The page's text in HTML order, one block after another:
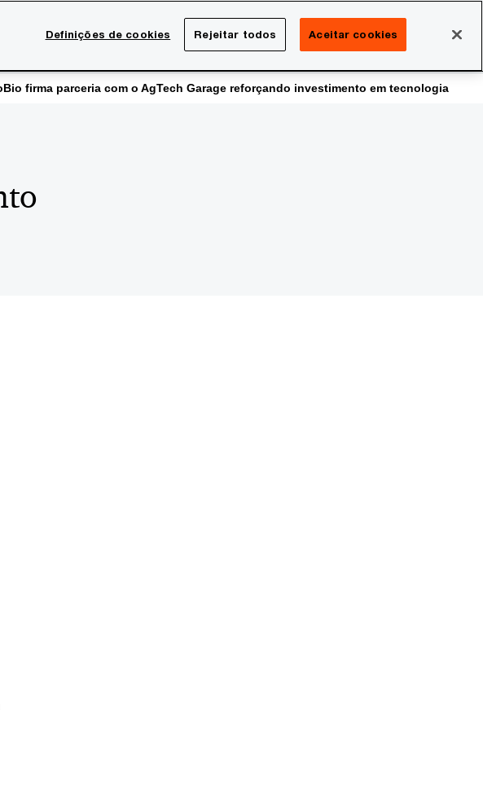
Sala de imprensa
firma parceria com o AgTech Garage reforçando investimento em tecnologia
Definições de cookies Rejeitar todos Aceitar cookies